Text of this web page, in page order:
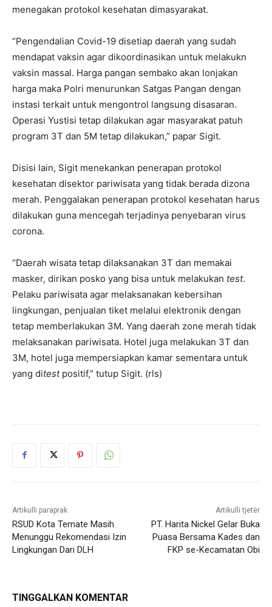
menegakan protokol kesehatan dimasyarakat.
“Pengendalian Covid-19 disetiap daerah yang sudah
mendapat vaksin agar dikoordinasikan untuk melakukn
vaksin massal. Harga pangan sembako akan lonjakan
harga maka Polri menurunkan Satgas Pangan dengan
instasi terkait untuk mengontrol langsung disasaran.
Operasi Yustisi tetap dilakukan agar masyarakat patuh
program 3T dan 5M tetap dilakukan,” papar Sigit.
Disisi lain, Sigit menekankan penerapan protokol
kesehatan disektor pariwisata yang tidak berada dizona
merah. Penggalakan penerapan protokol kesehatan harus
dilakukan guna mencegah terjadinya penyebaran virus
corona.
“Daerah wisata tetap dilaksanakan 3T dan memakai
masker, dirikan posko yang bisa untuk melakukan test.
Pelaku pariwisata agar melaksanakan kebersihan
lingkungan, penjualan tiket melalui elektronik dengan
tetap memberlakukan 3M. Yang daerah zone merah tidak
melaksanakan pariwisata. Hotel juga melakukan 3T dan
3M, hotel juga mempersiapkan kamar sementara untuk
yang ditestpositif,” tutup Sigit. (rls)
Artikulli paraprak
RSUD Kota Ternate Masih
Menunggu Rekomendasi Izin
Lingkungan Dari DLH
Artikulli tjetër
PT. Harita Nickel Gelar Buka
Puasa Bersama Kades dan
FKP se-Kecamatan Obi
TINGGALKAN KOMENTAR